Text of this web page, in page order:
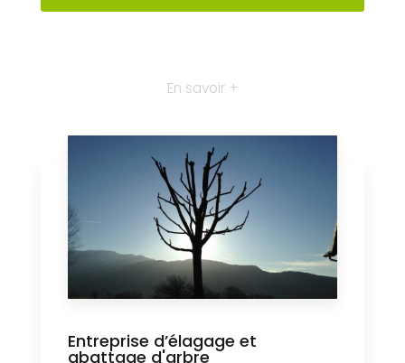
En savoir +
Entreprise d’élagage et
abattage d'arbre